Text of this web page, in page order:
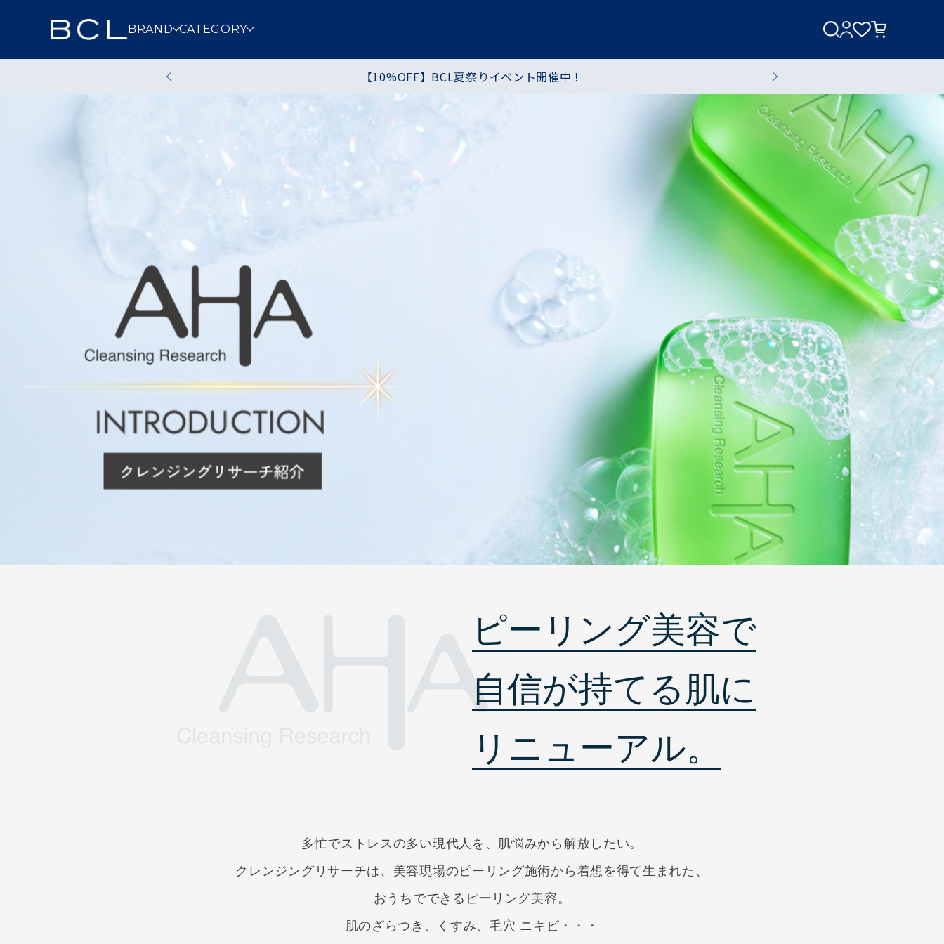
BRAND
ブランド一覧へ
CATEGORY
メイクアップ ヘア・ハンド・ボディ 美容家電
シートマスク・パック
全てのスキンケアアイテム
【10%OFF】BCL夏祭りイベント開催中！
ピーリング美容で
自信が持てる肌に
リニューアル。
多忙でストレスの多い現代人を、肌悩みから解放したい。
クレンジングリサーチは、美容現場のピーリング施術から 着想を得て生まれた、
おうちでできるピーリング美容。
肌のざらつき、くすみ、毛穴 ニキビ・・・